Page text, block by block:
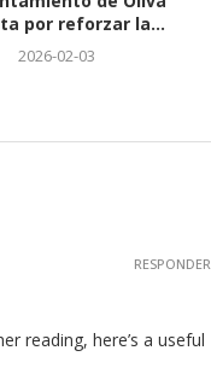
por reforzar la...
2026-02-03
reading, here’s a useful
RESPONDER